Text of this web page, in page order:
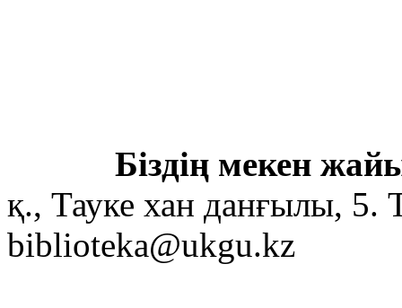
Біздің мекен
қ., Тауке хан данғылы,
biblioteka@ukgu.kz